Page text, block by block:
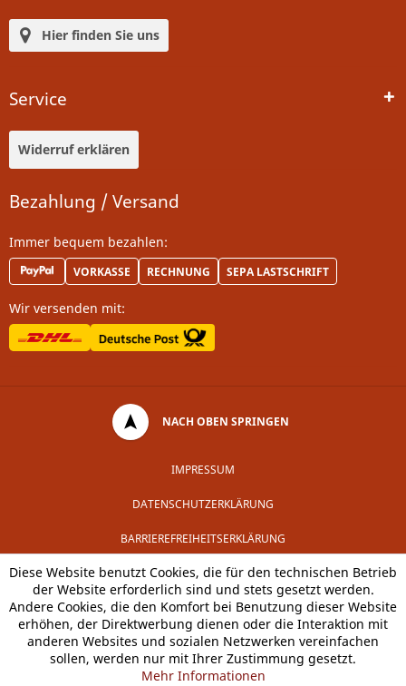
Hier finden Sie uns
Service
Widerruf erklären
Bezahlung / Versand
Immer bequem bezahlen:
VORKASSE RECHNUNG SEPA LASTSCHRIFT
Wir versenden mit:
NACH OBEN SPRINGEN
IMPRESSUM
DATENSCHUTZERKLÄRUNG
BARRIEREFREIHEITSERKLÄRUNG
Diese Website benutzt Cookies, die für den technischen Betrieb
der Website erforderlich sind und stets gesetzt werden.
Andere Cookies, die den Komfort bei Benutzung dieser Website
erhöhen, der Direktwerbung dienen oder die Interaktion mit
anderen Websites und sozialen Netzwerken vereinfachen
sollen, werden nur mit Ihrer Zustimmung gesetzt.
Mehr Informationen